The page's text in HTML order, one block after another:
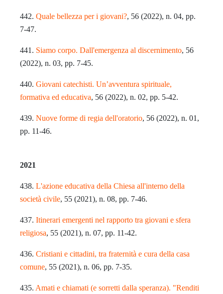
442. Quale bellezza per i giovani?, 56 (2022), n. 04, pp.
7-47.
441. Siamo corpo. Dall'emergenza al discernimento, 56
(2022), n. 03, pp. 7-45.
440. Giovani catechisti. Un’avventura spirituale,
formativa ed educativa, 56 (2022), n. 02, pp. 5-42.
439. Nuove forme di regia dell'oratorio, 56 (2022), n. 01,
pp. 11-46.
2021
438. L'azione educativa della Chiesa all'interno della
società civile, 55 (2021), n. 08, pp. 7-46.
437. Itinerari emergenti nel rapporto tra giovani e sfera
religiosa, 55 (2021), n. 07, pp. 11-42.
436. Cristiani e cittadini, tra fraternità e cura della casa
comune, 55 (2021), n. 06, pp. 7-35.
435. Amati e chiamati (e sorretti dalla speranza). "Renditi